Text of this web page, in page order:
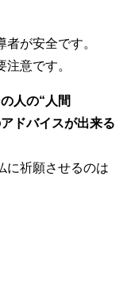
が安全です。
意です。
人の“人間
ドバイスが出来る
祈願させるのは